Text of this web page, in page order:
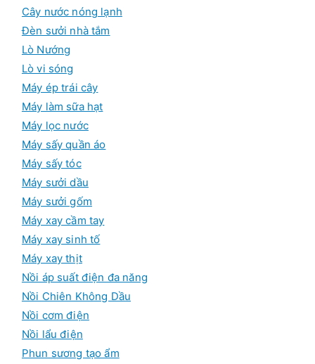
Cây nước nóng lạnh
Đèn sưởi nhà tắm
Lò Nướng
Lò vi sóng
Máy ép trái cây
Máy làm sữa hạt
Máy lọc nước
Máy sấy quần áo
Máy sấy tóc
Máy sưởi dầu
Máy sưởi gốm
Máy xay cầm tay
Máy xay sinh tố
Máy xay thịt
Nồi áp suất điện đa năng
Nồi Chiên Không Dầu
Nồi cơm điện
Nồi lẩu điện
Phun sương tạo ẩm